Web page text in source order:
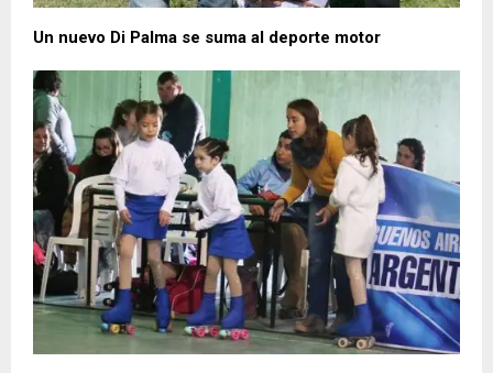
Un nuevo Di Palma se suma al deporte motor